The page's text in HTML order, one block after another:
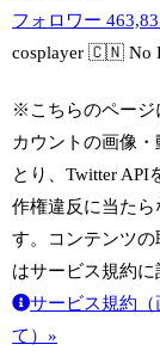
フォロワー
cosplayer 🇨🇳 No
※こちらのページ
カウントの画像
とり、Twitter API
作権違反に当たら
す。コンテンツの
はサービス規約に
サービス規約
て）»